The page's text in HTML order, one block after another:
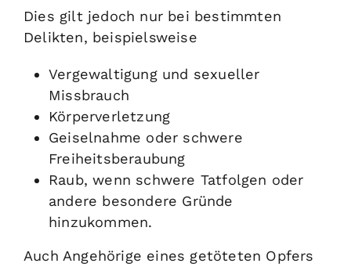
Dies gilt jedoch nur bei bestimmten
Delikten, beispielsweise
Vergewaltigung und sexueller
Missbrauch
Körperverletzung
Geiselnahme oder schwere
Freiheitsberaubung
Raub, wenn schwere Tatfolgen oder
andere besondere Gründe
hinzukommen.
Auch Angehörige eines getöteten Opfers